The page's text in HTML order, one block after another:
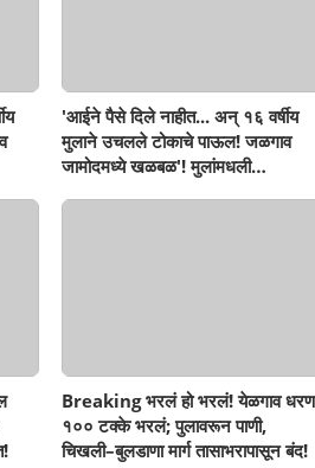
'आईने पैसे दिले नाहीत... अन् १६ वर्षीय
मुलाने उचलले टोकाचे पाऊल! जळगाव
जामोदमध्ये खळबळ'! मुलांमधली
Breaking भरलं हो भरलं! येळगाव धरण
१०० टक्के भरलं; पुलावरून पाणी,
चिखली–बुलडाणा मार्ग तासाभरापासून बंद!